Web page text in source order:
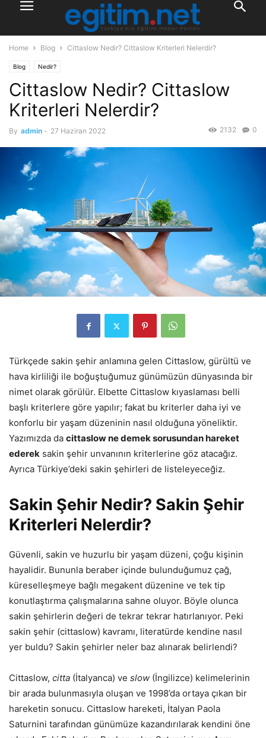
Home Blog Cittaslow Nedir? Cittaslow Kriterleri Nelerdir?
Blog Nedir?
Cittaslow Nedir? Cittaslow
Kriterleri Nelerdir?
By admin - 27 Haziran 2022 0
2132
Türkçede sakin şehir anlamına gelen Cittaslow, gürültü ve
hava kirliliği ile boğuştuğumuz günümüzün dünyasında bir
nimet olarak görülür. Elbette Cittaslow kıyaslaması belli
başlı kriterlere göre yapılır; fakat bu kriterler daha iyi ve
konforlu bir yaşam düzeninin nasıl olduğuna yöneliktir.
Yazımızda da cittaslow ne demek sorusundan hareket
ederek sakin şehir unvanının kriterlerine göz atacağız.
Ayrıca Türkiye’deki sakin şehirleri de listeleyeceğiz.
Sakin Şehir Nedir? Sakin Şehir
Kriterleri Nelerdir?
Güvenli, sakin ve huzurlu bir yaşam düzeni, çoğu kişinin
hayalidir. Bununla beraber içinde bulunduğumuz çağ,
küreselleşmeye bağlı megakent düzenine ve tek tip
konutlaştırma çalışmalarına sahne oluyor. Böyle olunca
sakin şehirlerin değeri de tekrar tekrar hatırlanıyor. Peki
sakin şehir (cittaslow) kavramı, literatürde kendine nasıl
yer buldu? Sakin şehirler neler baz alınarak belirlendi?
Cittaslow, citta (İtalyanca) ve slow (İngilizce) kelimelerinin
bir arada bulunmasıyla oluşan ve 1998’da ortaya çıkan bir
hareketin sonucu. Cittaslow hareketi, İtalyan Paola
Saturnini tarafından günümüze kazandırılarak kendini öne